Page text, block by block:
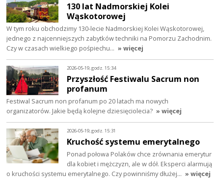
130 lat Nadmorskiej Kolei
Wąskotorowej
W tym roku obchodzimy 130-lecie Nadmorskiej Kolei Wąskotorowej,
jednego z najcenniejszych zabytków techniki na Pomorzu Zachodnim.
Czy w czasach wielkiego pośpiechu… » więcej
2026-05-19, godz. 15:34
Przyszłość Festiwalu Sacrum non
profanum
Festiwal Sacrum non profanum po 20 latach ma nowych
organizatorów. Jakie będą kolejne dziesięciolecia? » więcej
2026-05-19, godz. 15:31
Kruchość systemu emerytalnego
Ponad połowa Polaków chce zrównania emerytur
dla kobiet i mężczyzn, ale w dół. Eksperci alarmują
o kruchości systemu emerytalnego. Czy powinniśmy dłużej… » więcej